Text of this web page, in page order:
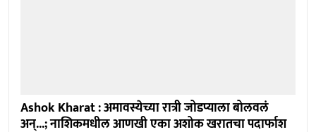
Ashok Kharat : अमावस्येच्या रात्री जोडप्याला बोलवलं
अन्...; नाशिकमधील आणखी एका अशोक खरातचा पदार्फाश